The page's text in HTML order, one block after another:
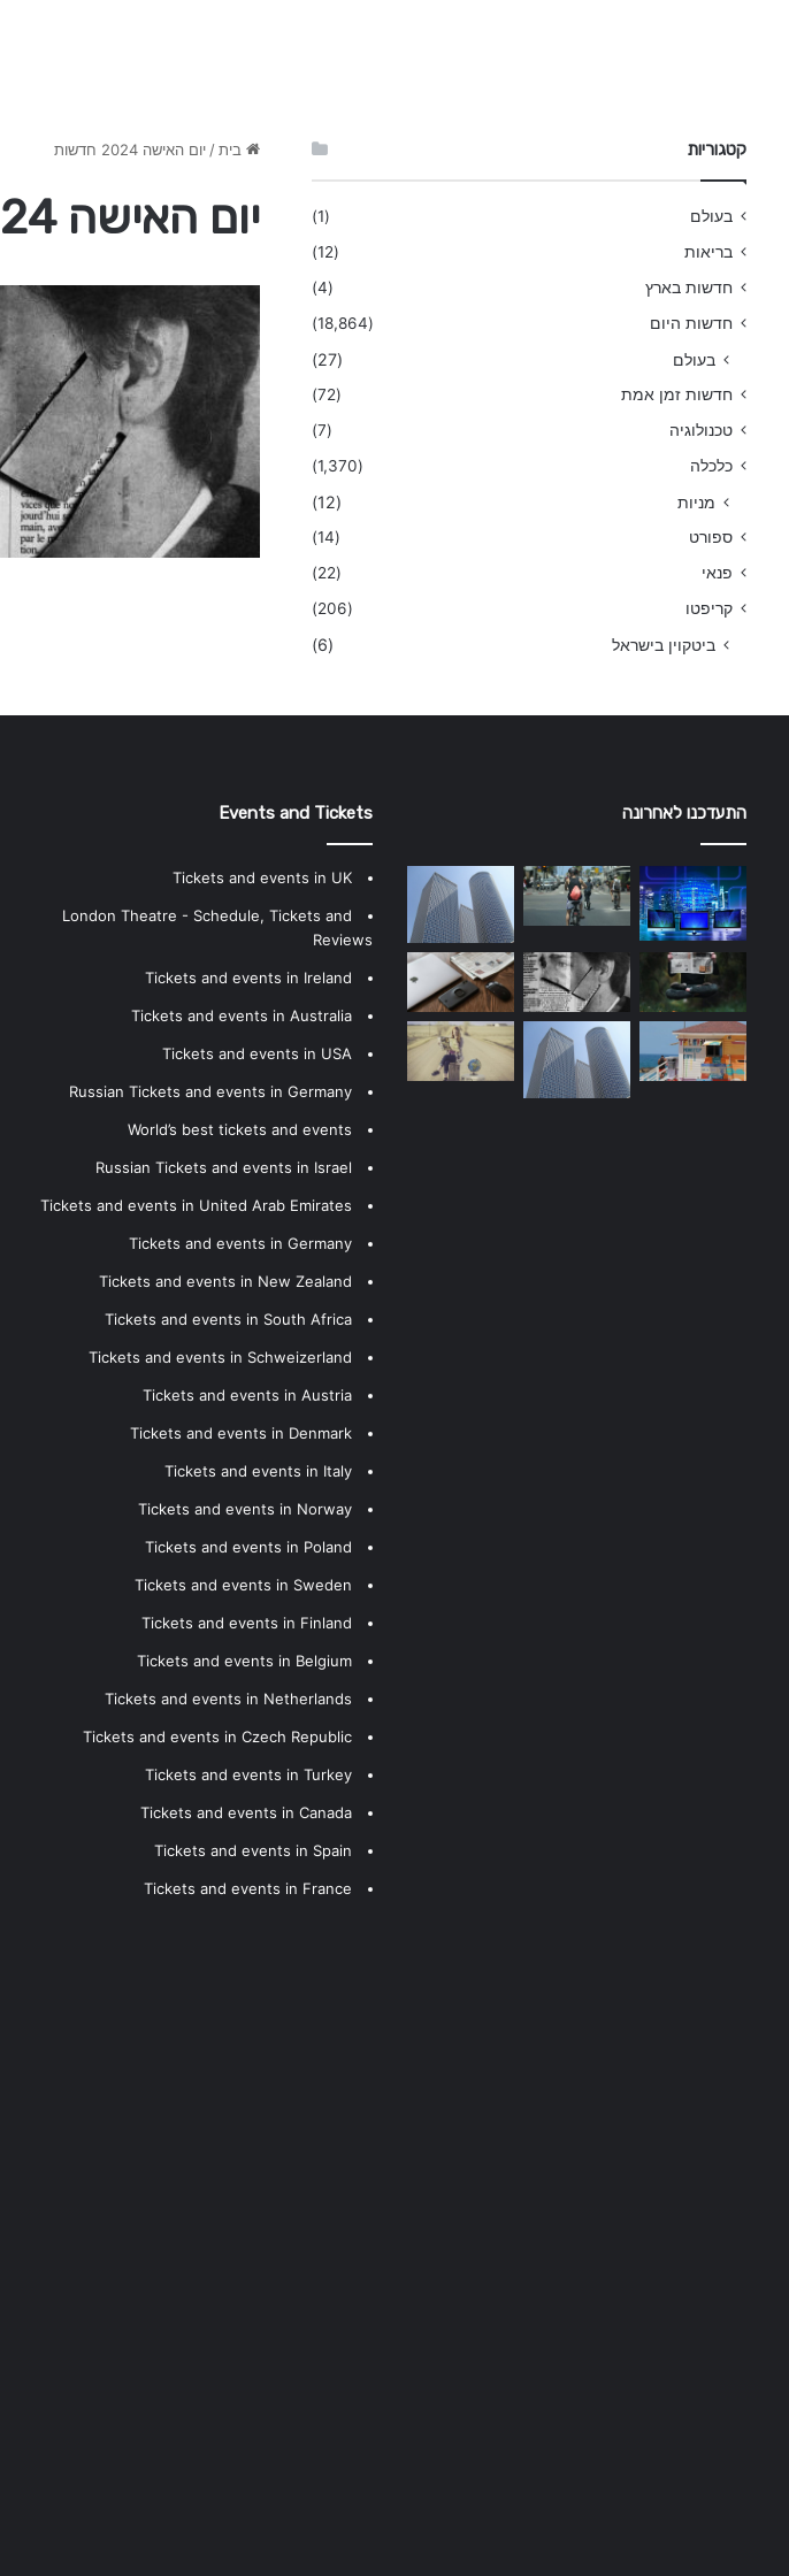
בית / יום האישה 2024 חדשות
יום האישה 2024 חדשות
קטגוריות
בעולם
(1)
בריאות
(12)
חדשות בארץ
(4)
חדשות היום
(18,864)
בעולם (27)
חדשות זמן אמת
(72)
טכנולוגיה
(7)
כלכלה
(1,370)
מניות (12)
ספורט
(14)
פנאי
(22)
קריפטו
(206)
ביטקוין בישראל (6)
התעדכנו לאחרונה Events and Tickets
Tickets and events in UK
London Theatre - Schedule, Tickets and
Reviews
Tickets and events in Ireland
Tickets and events in Australia
Tickets and events in USA
Russian Tickets and events in Germany
World’s best tickets and events
Russian Tickets and events in Israel
Tickets and events in United Arab Emirates
Tickets and events in Germany
Tickets and events in New Zealand
Tickets and events in South Africa
Tickets and events in Schweizerland
Tickets and events in Austria
Tickets and events in Denmark
Tickets and events in Italy
Tickets and events in Norway
Tickets and events in Poland
Tickets and events in Sweden
Tickets and events in Finland
Tickets and events in Belgium
Tickets and events in Netherlands
Tickets and events in Czech Republic
Tickets and events in Turkey
Tickets and events in Canada
Tickets and events in Spain
Tickets and events in France